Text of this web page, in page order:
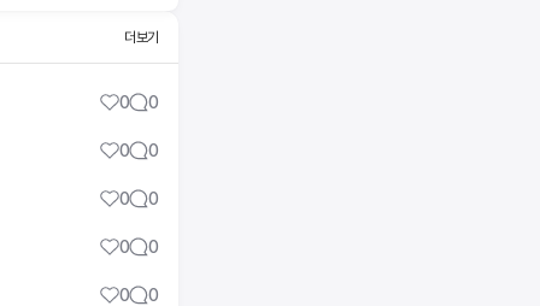
더보기
0 0
0 0
0 0
0 0
0 0